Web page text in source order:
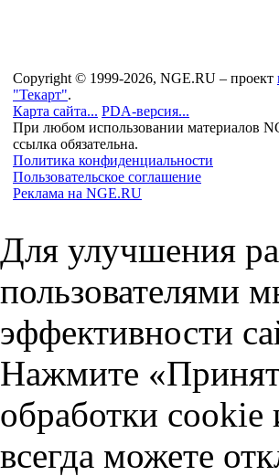
Copyright © 1999-2026, NGE.RU – проект
"Текарт".
Карта сайта... PDA-версия...
При любом использовании материалов
ссылка обязательна.
Политика конфиденциальности
Пользовательское соглашение
Реклама на NGE.RU
Для улучшения
пользователями
эффективности
Нажмите
обработки
всегда можете